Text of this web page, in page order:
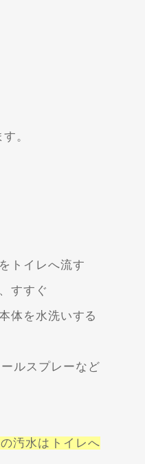
。
トイレへ流す
すすぐ
体を水洗いする
ルスプレーなど
汚水はトイレへ